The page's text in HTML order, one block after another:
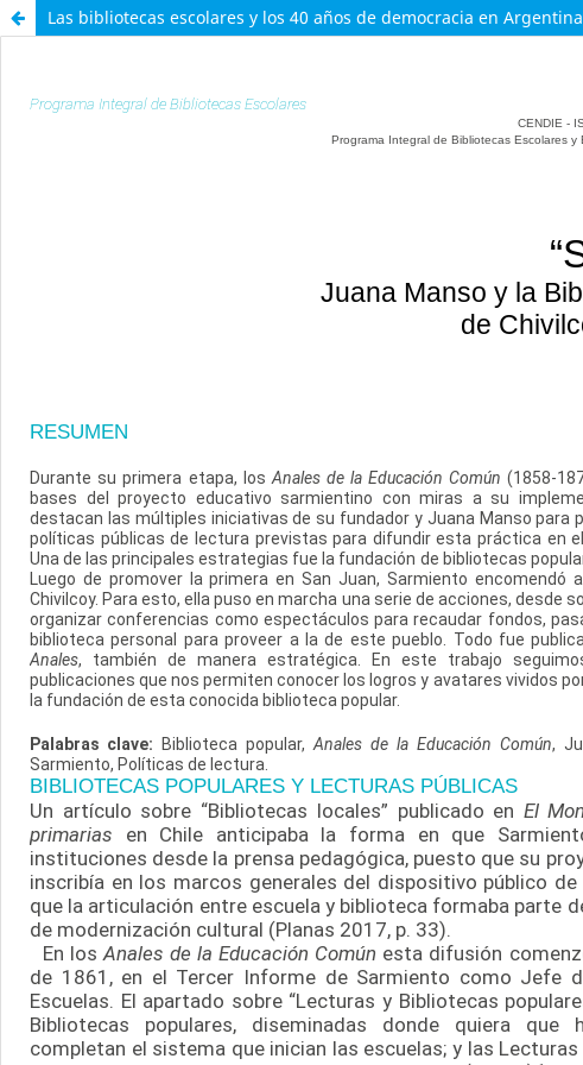
Las bibliotecas escolares y los 40 años de democracia en Argentina